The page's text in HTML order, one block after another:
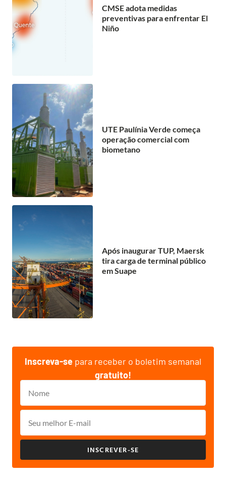
CMSE adota medidas
preventivas para enfrentar El
Niño
UTE Paulínia Verde começa
operação comercial com
biometano
Após inaugurar TUP, Maersk
tira carga de terminal público
em Suape
Inscreva-se para receber o boletim semanal
gratuito!
INSCREVER-SE